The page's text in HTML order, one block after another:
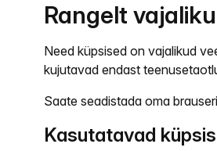
Rangelt
Need küpsised on vajalikud
kujutavad endast
Saate seadistada oma
Kasutatavad